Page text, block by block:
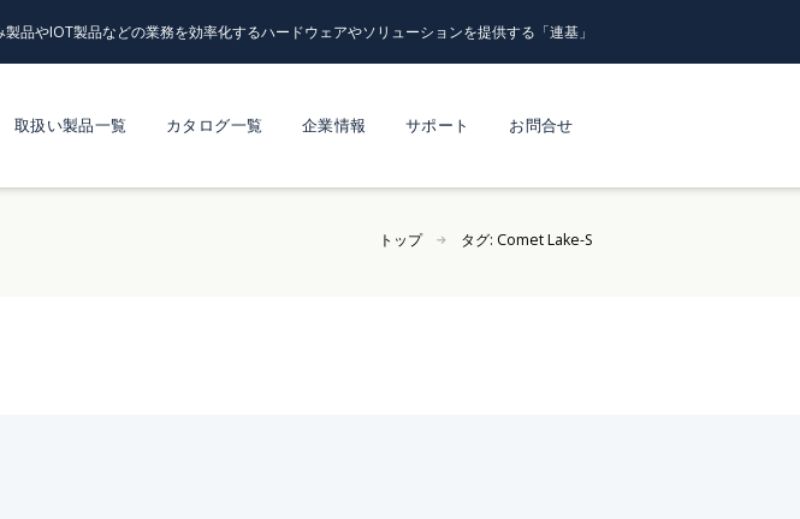
製品やIOT製品などの業務を効率化するハードウェアやソリューションを提供する「連基」
取扱い製品一覧 カタログ一覧 企業情報 サポート お問合せ
トップ タグ: Comet Lake-S